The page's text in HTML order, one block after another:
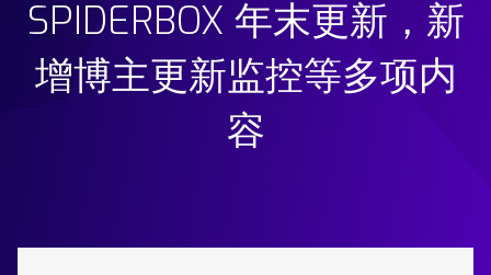
SPIDERBOX 年末更新，新
增博主更新监控等多项内
容